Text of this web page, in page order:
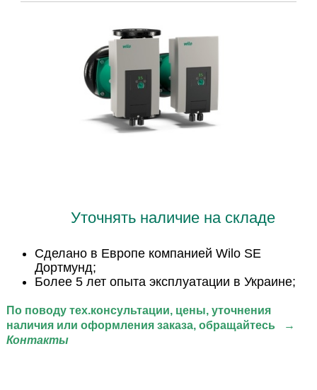
Уточнять наличие на складе
Сделано в Европе компанией Wilo SE
Дортмунд;
Более 5 лет опыта эксплуатации в Украине;
По поводу тех.консультации, цены, уточнения
наличия или оформления заказа, обращайтесь
→
Контакты